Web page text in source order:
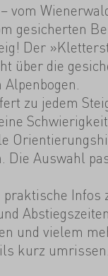
vom
gesicherten
Der
über die
zu jedem
Die Auswahl
Infos
und vielem
kurz umrissen.